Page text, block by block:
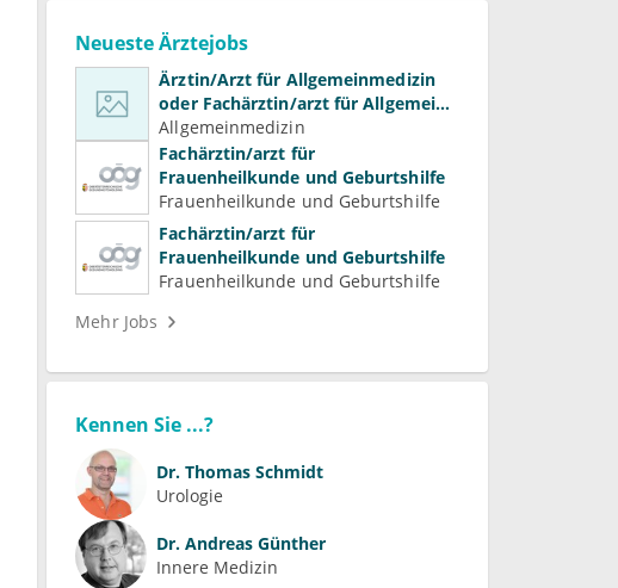
Neueste Ärztejobs
Ärztin/Arzt für Allgemeinmedizin
oder Fachärztin/arzt für Allgemein-
und Familienmedizin für
Psychiatrie und
Psychotherapeutische Medizin
Allgemeinmedizin
Fachärztin/arzt für
Frauenheilkunde und Geburtshilfe
Frauenheilkunde und Geburtshilfe
Fachärztin/arzt für
Frauenheilkunde und Geburtshilfe
Frauenheilkunde und Geburtshilfe
Mehr Jobs
Kennen Sie ...?
Dr. Thomas Schmidt
Urologie
Dr. Andreas Günther
Innere Medizin